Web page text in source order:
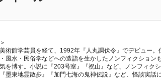
術館学芸員を経て、1992年『人丸調伏令』でデビュー
風水・民俗学などへの造詣を生かしたノンフィクション
を博す。小説に『203号室』『祝山』など、ノンフィク
『墨東地霊散歩』『加門七海の鬼神伝説』など、怪談実